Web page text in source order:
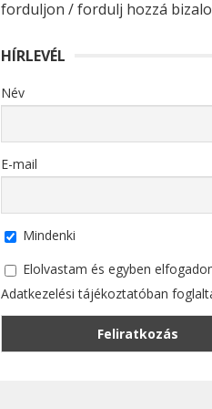
forduljon / fordulj hozzá
HÍRLEVÉL
Név
E-mail
Mindenki
Elolvastam és egyben
Adatkezelési tájékoztatóban